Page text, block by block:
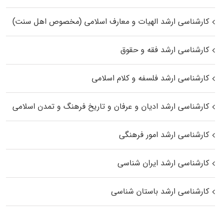
کارشناسی ارشد الهیات و معارف اسلامی (مخصوص اهل سنت)
کارشناسی ارشد فقه و حقوق
کارشناسی ارشد فلسفه و کلام اسلامی
کارشناسی ارشد ادیان و عرفان و تاریخ فرهنگ و تمدن اسلامی
کارشناسی ارشد امور فرهنگی
کارشناسی ارشد ایران شناسی
کارشناسی ارشد باستان شناسی